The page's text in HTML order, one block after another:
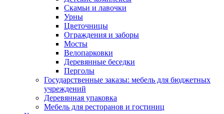
Скамьи и лавочки
Урны
Цветочницы
Ограждения и заборы
Мосты
Велопарковки
Деревянные беседки
Перголы
Государственные заказы: мебель для бюджетных
учреждений
Деревянная упаковка
Мебель для ресторанов и гостиниц